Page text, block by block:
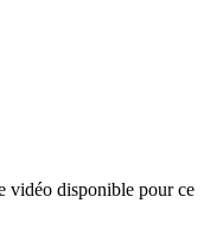
vidéo disponible pour ce